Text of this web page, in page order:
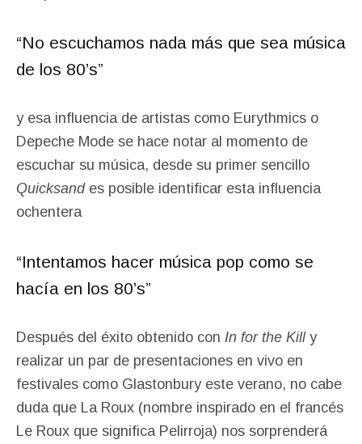
“No escuchamos nada más que sea música
de los 80’s”
y esa influencia de artistas como Eurythmics o
Depeche Mode se hace notar al momento de
escuchar su música, desde su primer sencillo
Quicksand es posible identificar esta influencia
ochentera
“Intentamos hacer música pop como se
hacía en los 80’s”
Después del éxito obtenido con In for the Killy
realizar un par de presentaciones en vivo en
festivales como Glastonbury este verano, no cabe
duda que La Roux (nombre inspirado en el francés
Le Roux que significa Pelirroja) nos sorprenderá